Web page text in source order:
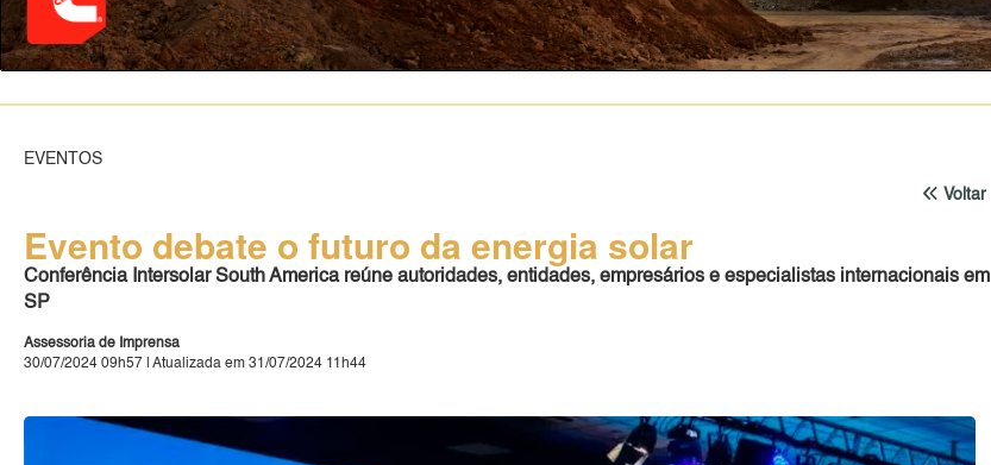
EVENTOS
Voltar
Evento debate o futuro da energia solar
Conferência Intersolar South America reúne autoridades, entidades, empresários e especialistas internacionais em
SP
Assessoria de Imprensa
30/07/2024 09h57 | Atualizada em 31/07/2024 11h44